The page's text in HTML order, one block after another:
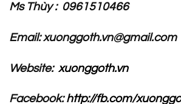
Ms Thùy : 0961510466
Email: xuonggoth.vn@gmail.com
Website: xuonggoth.vn
Facebook:http://fb.com/